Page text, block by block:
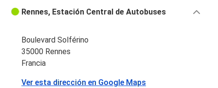
Rennes, Estación Central de Autobuses
Boulevard Solférino
35000 Rennes
Francia
Ver esta dirección en Google Maps